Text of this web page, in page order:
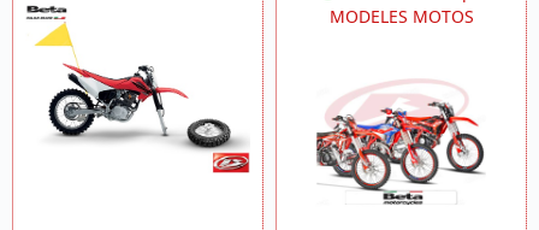
MODELES MOTOS